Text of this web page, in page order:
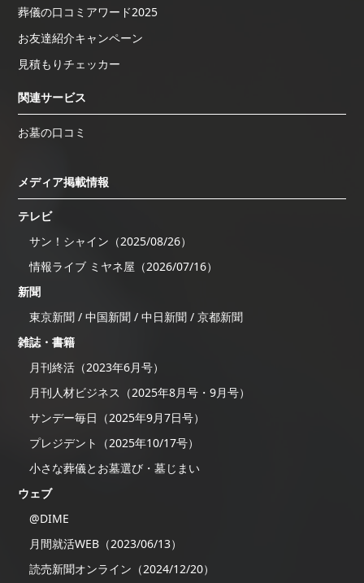
葬儀の口コミアワード2025
お友達紹介キャンペーン
見積もりチェッカー
関連サービス
お墓の口コミ
メディア掲載情報
テレビ
サン！シャイン（2025/08/26）
情報ライブ ミヤネ屋（2026/07/16）
新聞
東京新聞 / 中国新聞 / 中日新聞 / 京都新聞
雑誌・書籍
月刊終活（2023年6月号）
月刊人材ビジネス（2025年8月号・9月号）
サンデー毎日（2025年9月7日号）
プレジデント（2025年10/17号）
小さな葬儀とお墓選び・墓じまい
ウェブ
@DIME
月間就活WEB（2023/06/13）
読売新聞オンライン（2024/12/20）